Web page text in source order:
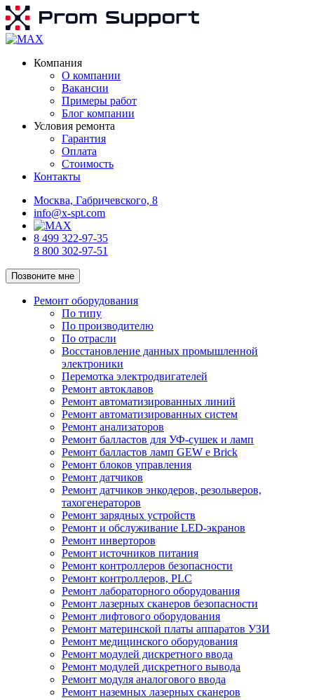
Компания
О компании
Вакансии
Примеры работ
Блог компании
Условия ремонта
Гарантия
Оплата
Стоимость
Контакты
Москва, Габричевского, 8
info@x-spt.com
8 499 322-97-35
8 800 302-97-51
Позвоните мне
Ремонт оборудования
По типу
По производителю
По отрасли
Восстановление данных промышленной
электроники
Перемотка электродвигателей
Ремонт автоклавов
Ремонт автоматизированных линий
Ремонт автоматизированных систем
Ремонт анализаторов
Ремонт балластов для УФ-сушек и ламп
Ремонт балластов ламп GEW e Brick
Ремонт блоков управления
Ремонт датчиков
Ремонт датчиков энкодеров, резольверов,
тахогенераторов
Ремонт зарядных устройств
Ремонт и обслуживание LED-экранов
Ремонт инверторов
Ремонт источников питания
Ремонт контроллеров безопасности
Ремонт контроллеров, PLC
Ремонт лабораторного оборудования
Ремонт лазерных сканеров безопасности
Ремонт лифтового оборудования
Ремонт материнской платы аппаратов УЗИ
Ремонт медицинского оборудования
Ремонт модулей дискретного ввода
Ремонт модулей дискретного вывода
Ремонт модуля аналогового ввода
Ремонт наземных лазерных сканеров